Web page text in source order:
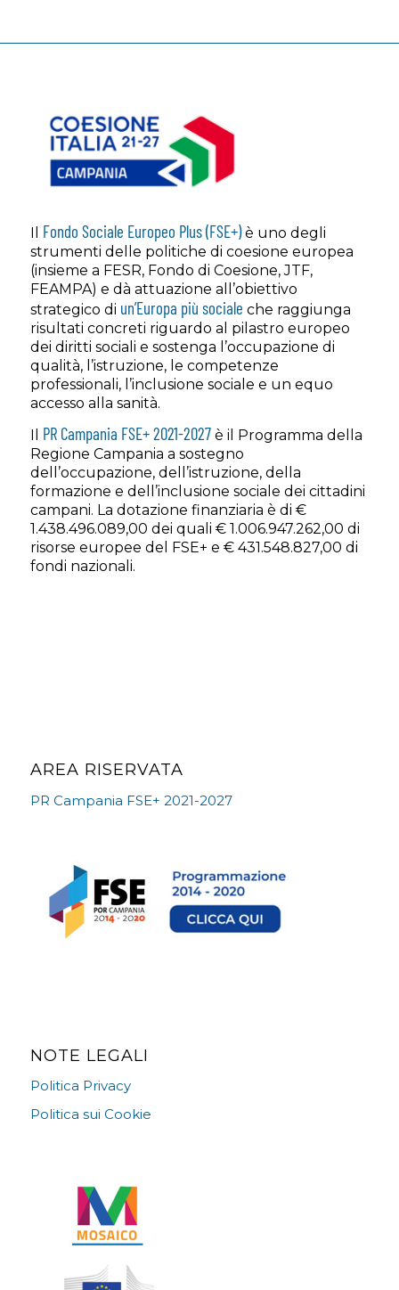
Il Fondo Sociale Europeo Plus (FSE+)è uno degli
strumenti delle politiche di coesione europea
(insieme a FESR, Fondo di Coesione, JTF,
FEAMPA) e dà attuazione all’obiettivo
strategico di un’Europa più sociale che raggiunga
risultati concreti riguardo al pilastro europeo
dei diritti sociali e sostenga l’occupazione di
qualità, l’istruzione, le competenze
professionali, l’inclusione sociale e un equo
accesso alla sanità.
PR Campania FSE+ 2021-2027è il Programma della
Regione Campania a sostegno
dell’occupazione, dell’istruzione, della
formazione e dell’inclusione sociale dei cittadini
campani. La dotazione finanziaria è di €
1.438.496.089,00 dei quali € 1.006.947.262,00 di
risorse europee del FSE+ e € 431.548.827,00 di
fondi nazionali.
AREA RISERVATA
PR Campania FSE+ 2021-2027
NOTE LEGALI
Politica Privacy
Politica sui Cookie